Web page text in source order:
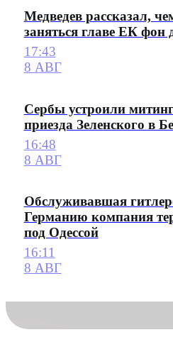
Медведев рассказал,
заняться главе ЕК фон
17:43
8 АВГ
Сербы устроили
приезда Зеленского в
16:48
8 АВГ
Обслуживавшая
Германию компания
под Одессой
16:11
8 АВГ